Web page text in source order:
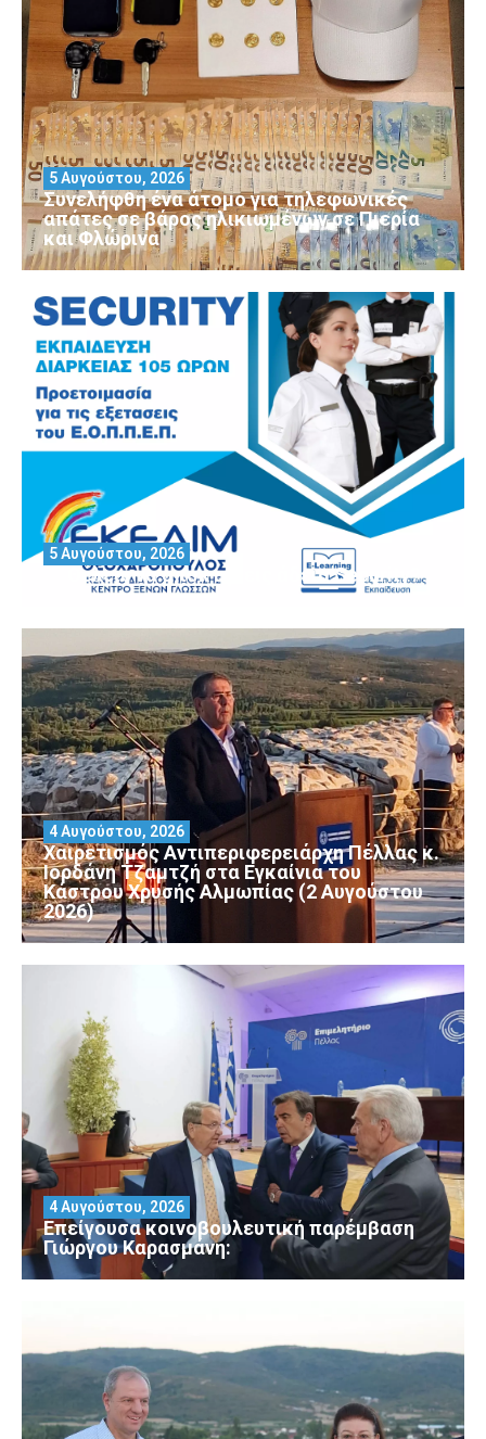
Συνελήφθη ένα άτομο για τηλεφωνικές
απάτες σε βάρος ηλικιωμένων σε Πιερία
και Φλώρινα
5 Αυγούστου, 2026
Θέλεις να αποκτήσεις άδεια Security?
5 Αυγούστου, 2026
Χαιρετισμός Αντιπεριφερειάρχη Πέλλας κ.
Ιορδάνη Τζαμτζή στα Εγκαίνια του
Κάστρου Χρυσής Αλμωπίας (2 Αυγούστου
2026)
4 Αυγούστου, 2026
Επείγουσα κοινοβουλευτική παρέμβαση
Γιώργου Καρασμάνη:
4 Αυγούστου, 2026